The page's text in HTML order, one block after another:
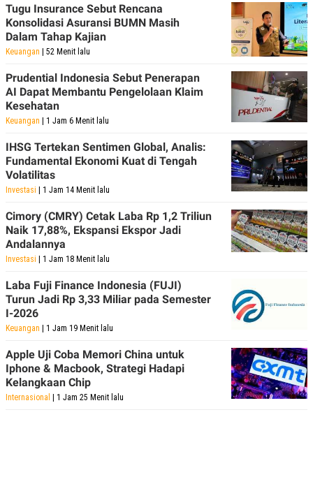
SITEMAPPROFILE
USE
PEDOMAN
PEMBERITAAN
SIBER
PRIVACY
Tugu Insurance Sebut Rencana
Konsolidasi Asuransi BUMN Masih
Dalam Tahap Kajian
Keuangan | 52 Menit lalu
Prudential Indonesia Sebut Penerapan
AI Dapat Membantu Pengelolaan Klaim
Kesehatan
Keuangan | 1 Jam 6 Menit lalu
IHSG Tertekan Sentimen Global, Analis:
Fundamental Ekonomi Kuat di Tengah
Volatilitas
Investasi | 1 Jam 14 Menit lalu
Cimory (CMRY) Cetak Laba Rp 1,2 Triliun
Naik 17,88%, Ekspansi Ekspor Jadi
Andalannya
Investasi | 1 Jam 18 Menit lalu
Laba Fuji Finance Indonesia (FUJI)
Turun Jadi Rp 3,33 Miliar pada Semester
I-2026
Keuangan | 1 Jam 19 Menit lalu
Apple Uji Coba Memori China untuk
Iphone & Macbook, Strategi Hadapi
Kelangkaan Chip
Internasional | 1 Jam 25 Menit lalu